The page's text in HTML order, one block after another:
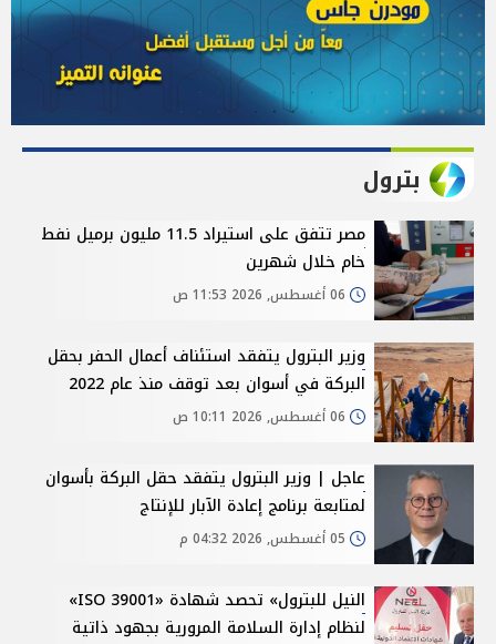
بترول
مصر تتفق على استيراد 11.5 مليون برميل نفط
خام خلال شهرين
وزير البترول يتفقد استئناف أعمال الحفر بحقل
البركة في أسوان بعد توقف منذ عام 2022
عاجل | وزير البترول يتفقد حقل البركة بأسوان
لمتابعة برنامج إعادة الآبار للإنتاج
النيل للبترول» تحصد شهادة «ISO 39001»
لنظام إدارة السلامة المرورية بجهود ذاتية